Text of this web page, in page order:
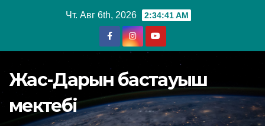
Чт. Авг 6th, 2026 2:34:41 AM
Жас-Дарын бастауыш
мектебі